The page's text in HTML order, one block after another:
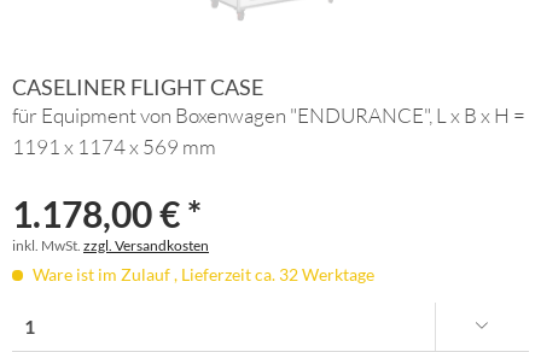
CASELINER FLIGHT CASE
für Equipment von Boxenwagen "ENDURANCE", L x B x H =
1191 x 1174 x 569 mm
1.178,00 € *
inkl. MwSt. zzgl. Versandkosten
Ware ist im Zulauf , Lieferzeit ca. 32 Werktage